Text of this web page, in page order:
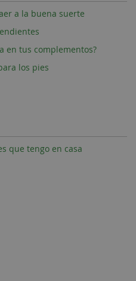
a la buena suerte
en tus complementos?
los pies
que tengo en casa